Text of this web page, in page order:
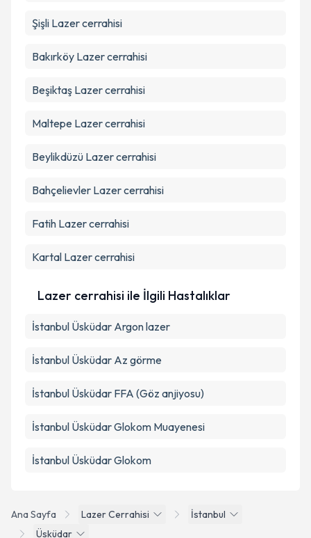
Ana Sayfa Lazer Cerrahisi
İstanbul
Üsküdar
Şişli Lazer cerrahisi
Bakırköy Lazer cerrahisi
Beşiktaş Lazer cerrahisi
Maltepe Lazer cerrahisi
Beylikdüzü Lazer cerrahisi
Bahçelievler Lazer cerrahisi
Fatih Lazer cerrahisi
Kartal Lazer cerrahisi
Lazer cerrahisi ile İlgili Hastalıklar
İstanbul Üsküdar Argon lazer
İstanbul Üsküdar Az görme
İstanbul Üsküdar FFA (Göz anjiyosu)
İstanbul Üsküdar Glokom Muayenesi
İstanbul Üsküdar Glokom